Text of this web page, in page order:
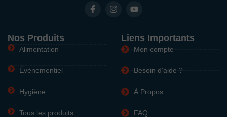
Nos Produits
Alimentation
Événementiel
Hygiène
Tous les produits
Liens Importants
Mon compte
Besoin d'aide ?
À Propos
FAQ